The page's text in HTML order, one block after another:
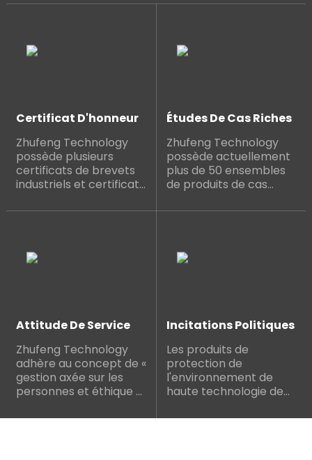
Certificat D'honneur
Zhufeng Technology
possède plusieurs
certificats de brevets
industriels et certificats
technologie.
Études De Cas Riches
Zhufeng Technology
possède actuellement
plus de 50 ensembles
de produits de cas
des pays développés
l'Amérique, tant au
niveau national
Attitude De Service
Zhufeng Technology
adhère au concept de «
gestion axée sur les
personnes et éthique »
bonnes relations de
Incitations Politiques
Les produits de
protection de
l'environnement de
haute technologie de
ont reçu des éloges et